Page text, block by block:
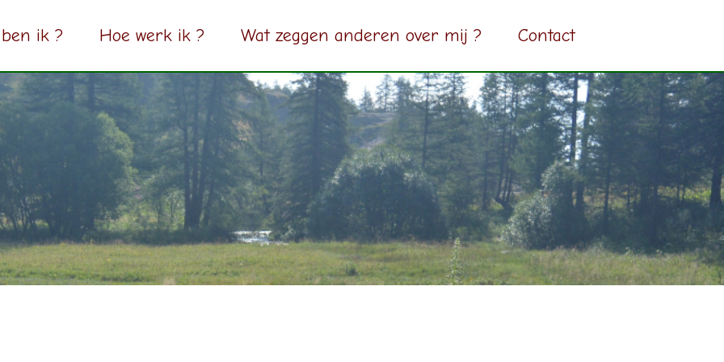
ik ? Hoe werk ik ? Wat zeggen anderen over mij ? Contact